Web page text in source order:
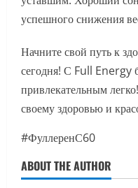
успешного снижения
Начните свой путь к
сегодня! С Full Energy
привлекательным
своему здоровью и
#ФуллеренС60
ABOUT THE AUTHOR